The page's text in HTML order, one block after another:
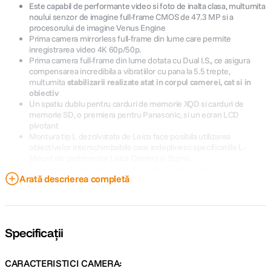
Este capabil de performante video si foto de inalta clasa, multumita
noului senzor de imagine full-frame CMOS de 47.3 MP si a
procesorului de imagine Venus Engine
Prima camera mirrorless full-frame din lume care permite
inregistrarea video 4K 60p/50p.
Prima camera full-frame din lume dotata cu Dual I.S., ce asigura
compensarea incredibila a vibratiilor cu pana la 5.5 trepte,
multumita stabilizarii realizate atat in corpul camerei, cat si in
obiectiv
Un spatiu dublu pentru carduri de memorie XQD si carduri de
memorie SD, o premiera pentru Panasonic, si un ecran LCD
pivotant
Montura tip L dezolvatata de Leica face posibila utilizarea
Advanced Artificial Intelligence Technology, capabil sa detecteze
Senzor CMOS de 47,3 MP, pentru o expresivitate fara
Arată descrierea completă
Specificații
CARACTERISTICI CAMERA: